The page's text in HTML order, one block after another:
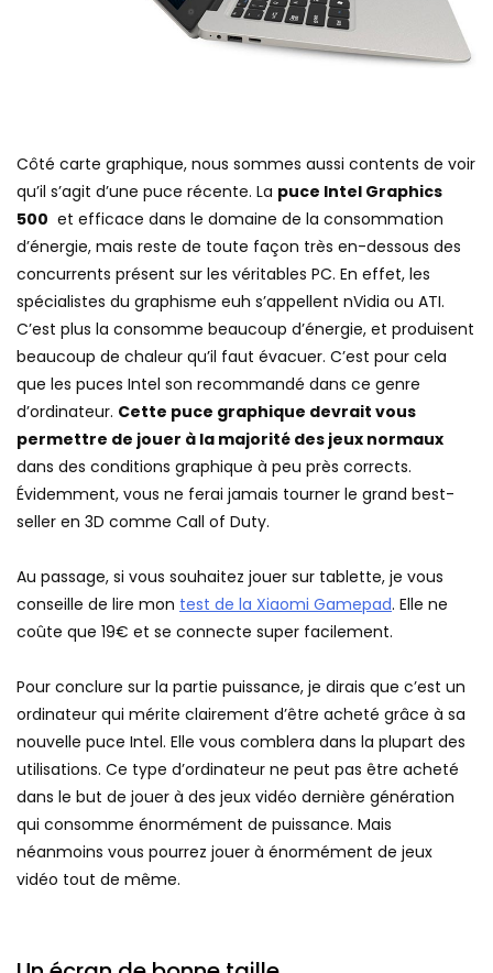
Côté carte graphique, nous sommes aussi contents de voir
qu’il s’agit d’une puce récente. La puce Intel Graphics
500 et efficace dans le domaine de la consommation
d’énergie, mais reste de toute façon très en-dessous des
concurrents présent sur les véritables PC. En effet, les
spécialistes du graphisme euh s’appellent nVidia ou ATI.
C’est plus la consomme beaucoup d’énergie, et produisent
beaucoup de chaleur qu’il faut évacuer. C’est pour cela
que les puces Intel son recommandé dans ce genre
d’ordinateur. Cette puce graphique devrait vous
permettre de jouer à la majorité des jeux normaux
dans des conditions graphique à peu près corrects.
Évidemment, vous ne ferai jamais tourner le grand best-
seller en 3D comme Call of Duty.
Au passage, si vous souhaitez jouer sur tablette, je vous
conseille de lire mon test de la Xiaomi Gamepad. Elle ne
coûte que 19€ et se connecte super facilement.
Pour conclure sur la partie puissance, je dirais que c’est un
ordinateur qui mérite clairement d’être acheté grâce à sa
nouvelle puce Intel. Elle vous comblera dans la plupart des
utilisations. Ce type d’ordinateur ne peut pas être acheté
dans le but de jouer à des jeux vidéo dernière génération
qui consomme énormément de puissance. Mais
néanmoins vous pourrez jouer à énormément de jeux
vidéo tout de même.